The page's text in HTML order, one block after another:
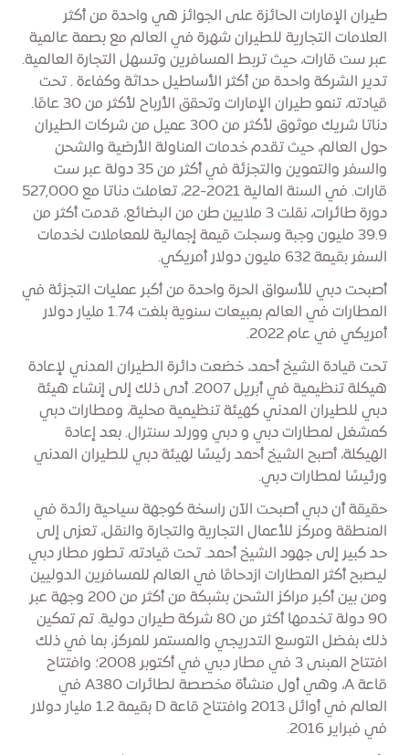
طيران الإمارات الحائزة على الجوائز هي واحدة من أكثر
العلامات التجارية للطيران شهرة في العالم مع بصمة عالمية
عبر ست قارات، حيث تربط المسافرين وتسهل التجارة العالمية.
تدير الشركة واحدة من أكثر الأساطيل حداثة وكفاءة . تحت
قيادته، تنمو طيران الإمارات وتحقق الأرباح لأكثر من 30 عامًا.
دناتا شريك موثوق لأكثر من 300 عميل من شركات الطيران
حول العالم، حيث تقدم خدمات المناولة الأرضية والشحن
والسفر والتموين والتجزئة في أكثر من 35 دولة عبر ست
قارات. في السنة المالية 2021-22، تعاملت دناتا مع 527,000
دورة طائرات، نقلت 3 ملايين طن من البضائع، قدمت أكثر من
39.9 مليون وجبة وسجلت قيمة إجمالية للمعاملات لخدمات
السفر بقيمة 632 مليون دولار أمريكي.
أصبحت دبي للأسواق الحرة واحدة من أكبر عمليات التجزئة في
المطارات في العالم بمبيعات سنوية بلغت 1.74 مليار دولار
أمريكي في عام 2022.
تحت قيادة الشيخ أحمد، خضعت دائرة الطيران المدني لإعادة
هيكلة تنظيمية في أبريل 2007. أدى ذلك إلى إنشاء هيئة
دبي للطيران المدني كهيئة تنظيمية محلية، ومطارات دبي
كمشغل لمطارات دبي و دبي وورلد سنترال. بعد إعادة
الهيكلة، أصبح الشيخ أحمد رئيسًا لهيئة دبي للطيران المدني
ورئيسًا لمطارات دبي.
حقيقة أن دبي أصبحت الآن راسخة كوجهة سياحية رائدة في
المنطقة ومركز للأعمال التجارية والتجارة والنقل، تعزى إلى
حد كبير إلى جهود الشيخ أحمد. تحت قيادته، تطور مطار دبي
ليصبح أكثر المطارات ازدحامًا في العالم للمسافرين الدوليين
ومن بين أكبر مراكز الشحن بشبكة من أكثر من 200 وجهة عبر
90 دولة تخدمها أكثر من 80 شركة طيران دولية. تم تمكين
ذلك بفضل التوسع التدريجي والمستمر للمركز، بما في ذلك
افتتاح المبنى 3 في مطار دبي في أكتوبر 2008؛ وافتتاح
قاعة A، وهي أول منشأة مخصصة لطائرات A380 في
العالم في أوائل 2013 وافتتاح قاعة D بقيمة 1.2 مليار دولار
في فبراير 2016.